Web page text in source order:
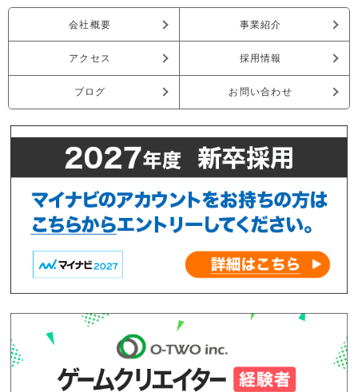
会社概要 事業紹介
アクセス 採用情報
ブログ お問い合わせ